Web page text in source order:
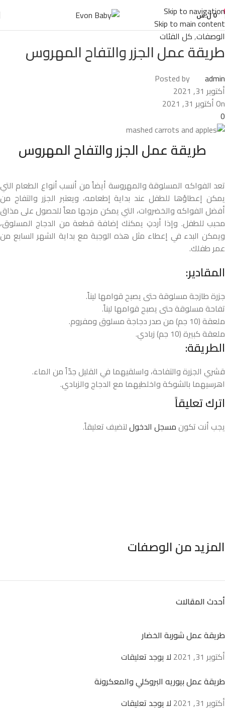
Skip to navigation
Skip to main content
0ل.س
الوصفات,كل الفئات
طريقة عمل الجزر والتفاح المهروس
Posted by
admin
أكتوبر 31, 2021
On أكتوبر 31, 2021
0
طريقة عمل الجزر والتفاح المهروس
تعد الفواكه المسلوقة والمهروسة أيضاً من أنسب أنواع الطعام التي
يمكن إعطاؤها للطفل عند بداية إطعامه، ويعتبر الجزر والتفاح من
أفضل الفواكه والخضروات، التي يمكن مزجها معاً للحصول على مذاق
محبب للطفل. وإذا أردتِ يمكنك إضافة قطعة من الدجاج المسلوق،
ويمكن البدء في إعطاء مثل هذه الوجبة مع بداية الشهر السابع من
عمر طفلك.
المقادير:
جزرة طازجة مسلوقة حتى يصبح قوامها ليناً.
تفاحة مسلوقة حتى يصبح قوامها ليناً.
ملعقة (10 جم) من صدر دجاجة مسلوق ومفروم.
ملعقة كبيرة (10 جم) زبادي.
الطريقة:
قشري الجزرة والتفاحة، واسلقيهما في القليل جدّاً من الماء.
اهرسيهما بالشوكة واخلطيهما مع الدجاج والزبادي.
اترك تعليقاً
يجب أنت تكونمسجل الدخوللتضيف تعليقاً.
المزيد من الوصفات
أحدث المقالات
طريقة عمل شوربة الخضار
أكتوبر 31, 2021
لا يوجد تعليقات
طريقة عمل بيوريه البروكلي والمعكرونة
أكتوبر 31, 2021
لا يوجد تعليقات